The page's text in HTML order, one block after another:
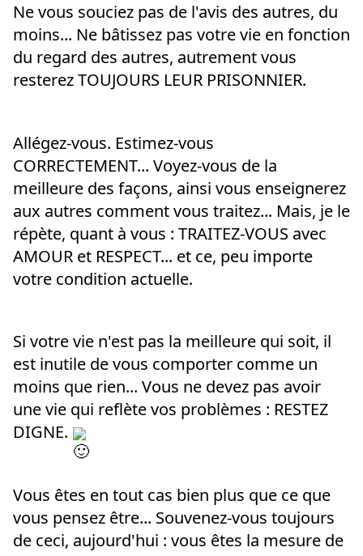
Ne vous souciez pas de l'avis des autres, du
moins... Ne bâtissez pas votre vie en fonction
du regard des autres, autrement vous
resterez TOUJOURS LEUR PRISONNIER.
Allégez-vous. Estimez-vous
CORRECTEMENT... Voyez-vous de la
meilleure des façons, ainsi vous enseignerez
aux autres comment vous traitez... Mais, je le
répète, quant à vous : TRAITEZ-VOUS avec
AMOUR et RESPECT... et ce, peu importe
votre condition actuelle.
Si votre vie n'est pas la meilleure qui soit, il
est inutile de vous comporter comme un
moins que rien... Vous ne devez pas avoir
une vie qui reflète vos problèmes : RESTEZ
DIGNE.
Vous êtes en tout cas bien plus que ce que
vous pensez être... Souvenez-vous toujours
de ceci, aujourd'hui : vous êtes la mesure de